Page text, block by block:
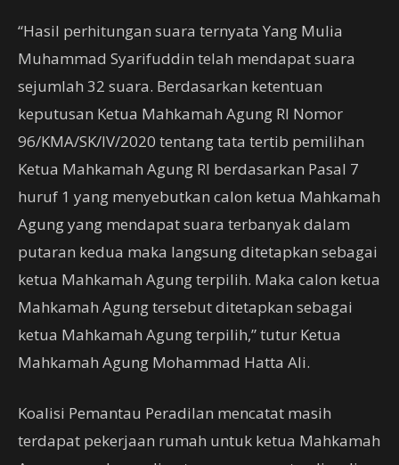
“Hasil perhitungan suara ternyata Yang Mulia
Muhammad Syarifuddin telah mendapat suara
sejumlah 32 suara. Berdasarkan ketentuan
keputusan Ketua Mahkamah Agung RI Nomor
96/KMA/SK/IV/2020 tentang tata tertib pemilihan
Ketua Mahkamah Agung RI berdasarkan Pasal 7
huruf 1 yang menyebutkan calon ketua Mahkamah
Agung yang mendapat suara terbanyak dalam
putaran kedua maka langsung ditetapkan sebagai
ketua Mahkamah Agung terpilih. Maka calon ketua
Mahkamah Agung tersebut ditetapkan sebagai
ketua Mahkamah Agung terpilih,” tutur Ketua
Mahkamah Agung Mohammad Hatta Ali.
Koalisi Pemantau Peradilan mencatat masih
terdapat pekerjaan rumah untuk ketua Mahkamah